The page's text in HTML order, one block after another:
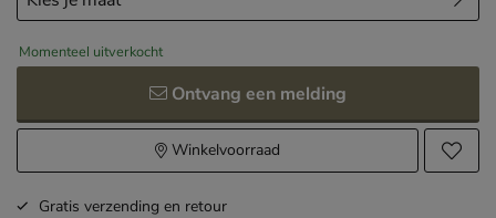
Momenteel uitverkocht
Ontvang een melding
Winkelvoorraad
Gratis verzending en retour